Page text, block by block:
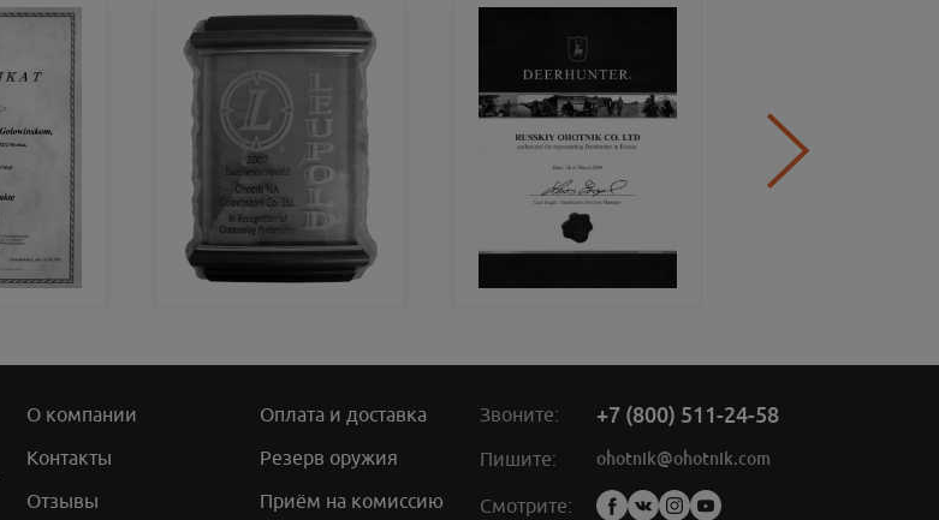
О компании
Контакты
Отзывы
Оплата и доставка
Резерв оружия
Приём на комиссию
Звоните: +7 (800) 511-24-58
Пишите: ohotnik@ohotnik.com
Смотрите:
Мы